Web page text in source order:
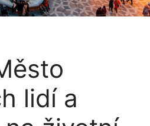
lidí a